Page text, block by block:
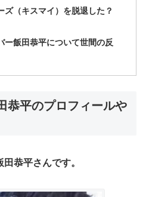
ズ（キスマイ）を脱退した？
ー飯田恭平について世間の反
恭平のプロフィールや
恭平さんです。